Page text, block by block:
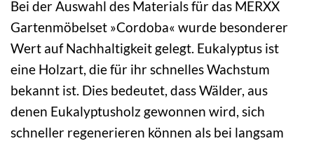
Bei der Auswahl des Materials für das MERXX
Gartenmöbelset »Cordoba« wurde besonderer
Wert auf Nachhaltigkeit gelegt. Eukalyptus ist
eine Holzart, die für ihr schnelles Wachstum
bekannt ist. Dies bedeutet, dass Wälder, aus
denen Eukalyptusholz gewonnen wird, sich
schneller regenerieren können als bei langsam